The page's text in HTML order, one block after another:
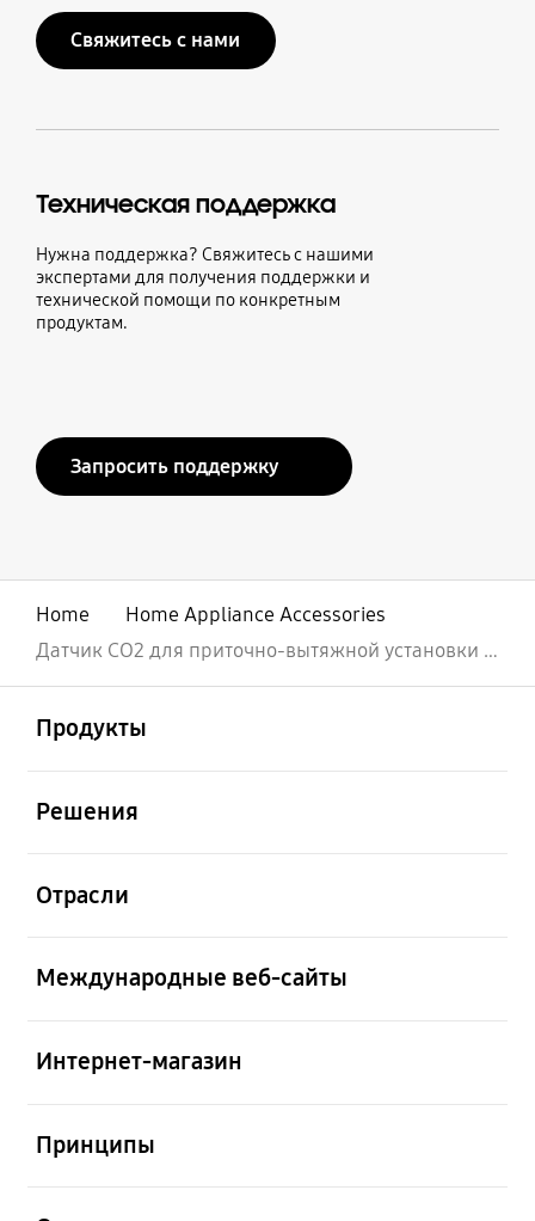
Свяжитесь с нами
Техническая поддержка
Нужна поддержка? Свяжитесь с нашими
экспертами для получения поддержки и
технической помощи по конкретным
продуктам.
Запросить поддержку
Home
Home Appliance Accessories
Датчик СО2 для приточно-вытяжной установки (ERV)
Продукты
Решения
Отрасли
Международные веб-сайты
Интернет-магазин
Принципы